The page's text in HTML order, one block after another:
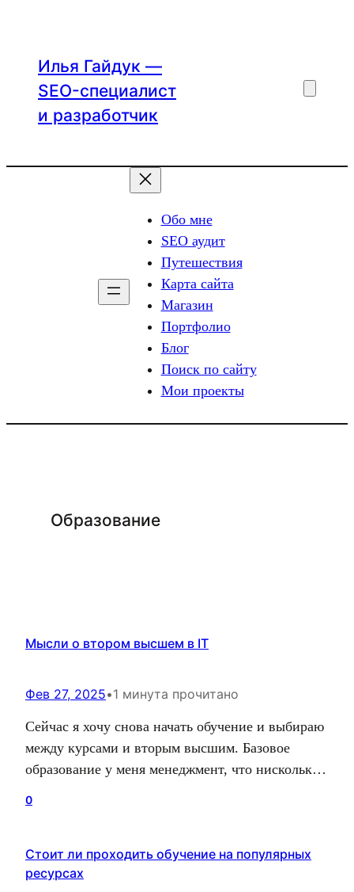
содержимому
Илья Гайдук —
SEO-специалист
и разработчик
Обо мне
SEO аудит
Путешествия
Карта сайта
Магазин
Портфолио
Блог
Поиск по сайту
Мои проекты
Образование
Мысли о втором высшем в IT
Фев 27, 2025•1 минута прочитано
Сейчас я хочу снова начать обучение и выбираю
между курсами и вторым высшим. Базовое
образование у меня менеджмент, что нисколько
второе высшее и что оно мне даст? С другой
стороны я хотел…
0
Стоит ли проходить обучение на популярных
ресурсах